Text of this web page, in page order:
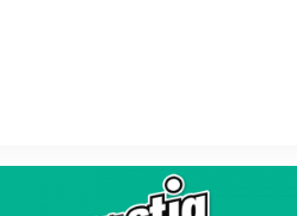
Mit der knapp 70-
geschriebenen